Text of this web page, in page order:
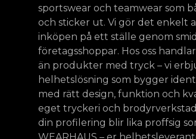
sportswear och teamwear som
och sticker ut. Vi gör det enkelt
inköpen på ett ställe genom
företagsshoppar. Hos oss
än produkter med tryck – vi
helhetslösning som bygger
med rätt design, funktion och
eget tryckeri och
din profilering blir lika proffsig